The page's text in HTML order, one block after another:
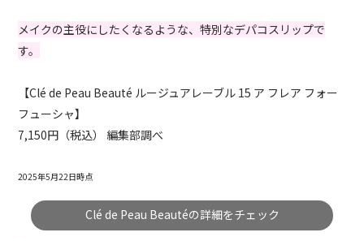
メイクの主役にしたくなるような、特別なデパコスリップで
す。
【Clé de Peau Beauté ルージュアレーブル 15 ア フレア フォー
フューシャ】
7,150円（税込） 編集部調べ
2025年5月22日時点
Clé de Peau Beautéの詳細をチェック